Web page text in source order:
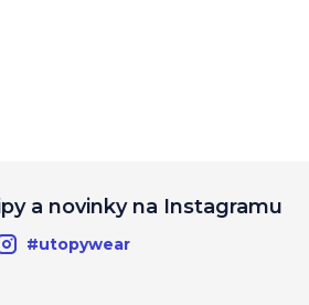
a novinky na Instagramu
#utopywear